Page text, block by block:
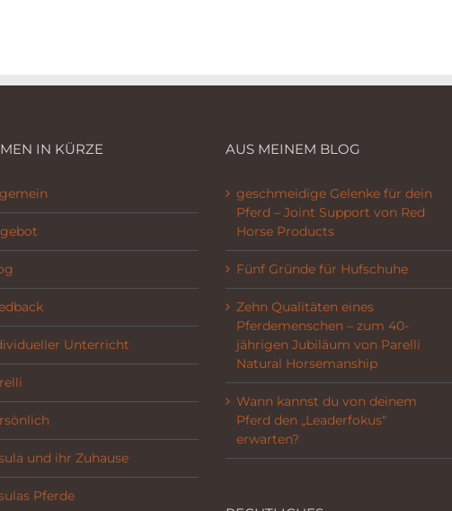
IN KÜRZE
Unterricht
und ihr Zuhause
Pferde
AUS MEINEM BLOG
geschmeidige Gelenke für dein
Pferd – Joint Support von Red
Horse Products
Fünf Gründe für Hufschuhe
Zehn Qualitäten eines
Pferdemenschen – zum 40-
jährigen Jubiläum von Parelli
Natural Horsemanship
Wann kannst du von deinem
Pferd den „Leaderfokus“
erwarten?